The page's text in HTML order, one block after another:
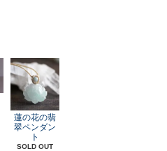
蓮の花の翡
翠ペンダン
ト
SOLD OUT